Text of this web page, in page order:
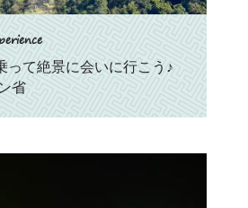
って絶景に会いに行こう♪
省